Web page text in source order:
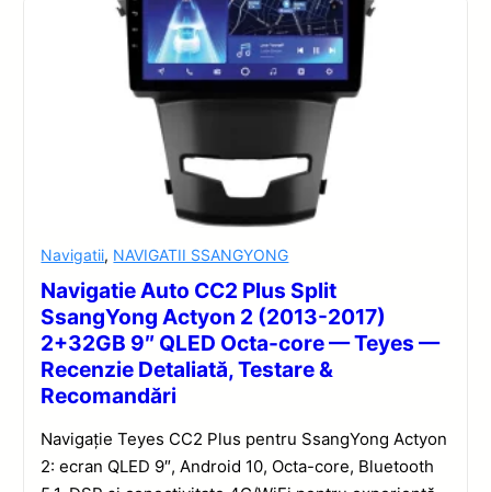
Navigatii, NAVIGATII SSANGYONG
Navigatie Auto CC2 Plus Split
SsangYong Actyon 2 (2013-2017)
2+32GB 9″ QLED Octa-core — Teyes —
Recenzie Detaliată, Testare &
Recomandări
Navigație Teyes CC2 Plus pentru SsangYong Actyon
2: ecran QLED 9″, Android 10, Octa-core, Bluetooth